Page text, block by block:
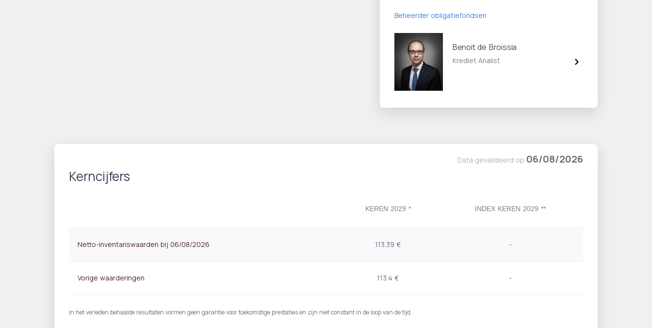
Beheerder obligatiefondsen
Benoit de Broissia
Krediet Analist
Data gevalideerd op 06/08/2026
Kerncijfers
KEREN 2029 * INDEX KEREN 2029 **
Netto-inventariswaarden bij 06/08/2026 113.39 € -
Vorige waarderingen 113.4 € -
In het verleden behaalde resultaten vormen geen garantie voor toekomstige prestaties en zijn niet constant in de loop van de tijd.